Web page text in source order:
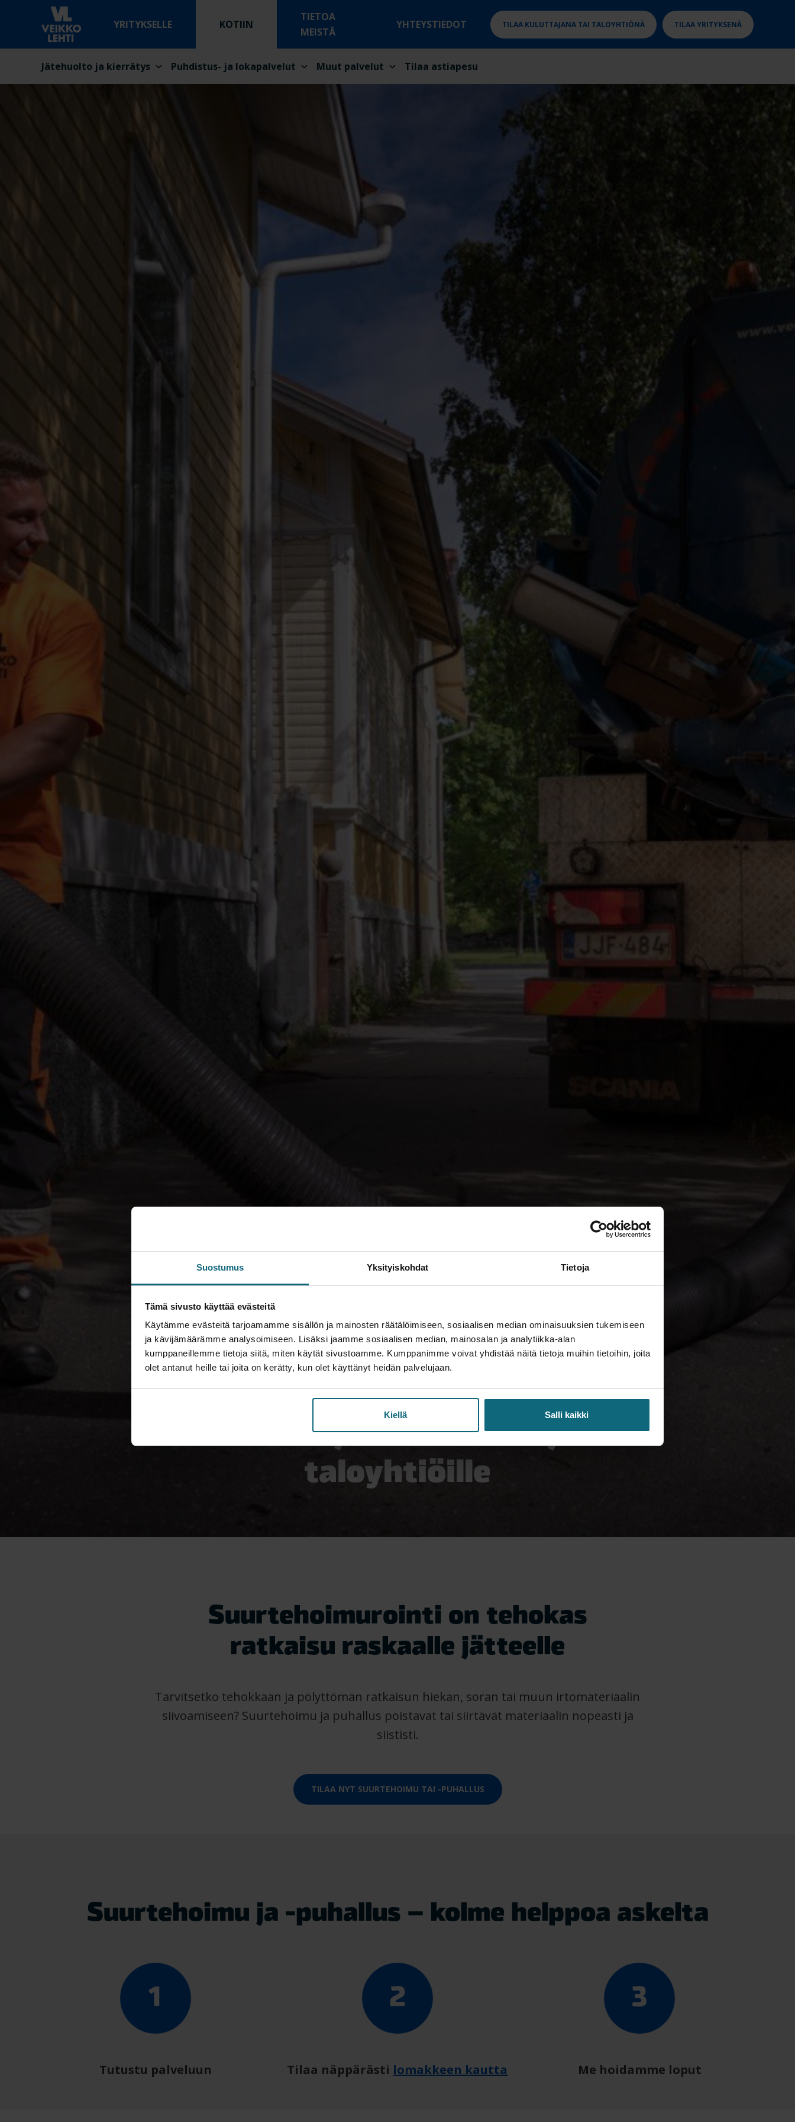
Suostumus Yksityiskohdat Tietoja
Tämä sivusto käyttää evästeitä
Käytämme evästeitä tarjoamamme sisällön ja mainosten räätälöimiseen, sosiaalisen median ominaisuuksien tukemiseen
ja kävijämäärämme analysoimiseen. Lisäksi jaamme sosiaalisen median, mainosalan ja analytiikka-alan
kumppaneillemme tietoja siitä, miten käytät sivustoamme. Kumppanimme voivat yhdistää näitä tietoja muihin tietoihin, joita
olet antanut heille tai joita on kerätty, kun olet käyttänyt heidän palvelujaan.
Kiellä Salli kaikki
YRITYKSELLE KOTIIN
TIETOA
MEISTÄ
YHTEYSTIEDOT TILAA KULUTTAJANA TAI TALOYHTIÖNÄ TILAA YRITYKSENÄ
Jätehuolto ja kierrätys Puhdistus- ja lokapalvelut Muut palvelut Tilaa astiapesu
PUHDISTUS- JA LOKAPALVELUT
Suurtehoimu ja -puhallus
kuluttaja-asiakkaille ja
taloyhtiöille
Suurtehoimurointi on tehokas
ratkaisu raskaalle jätteelle
Tarvitsetko tehokkaan ja pölyttömän ratkaisun hiekan, soran tai muun irtomateriaalin
siivoamiseen? Suurtehoimu ja puhallus poistavat tai siirtävät materiaalin nopeasti ja
siististi.
TILAA NYT SUURTEHOIMU TAI -PUHALLUS
Suurtehoimu ja -puhallus – kolme helppoa askelta
Tutustu palveluun Tilaa näppärästi lomakkeen kautta Me hoidamme loput